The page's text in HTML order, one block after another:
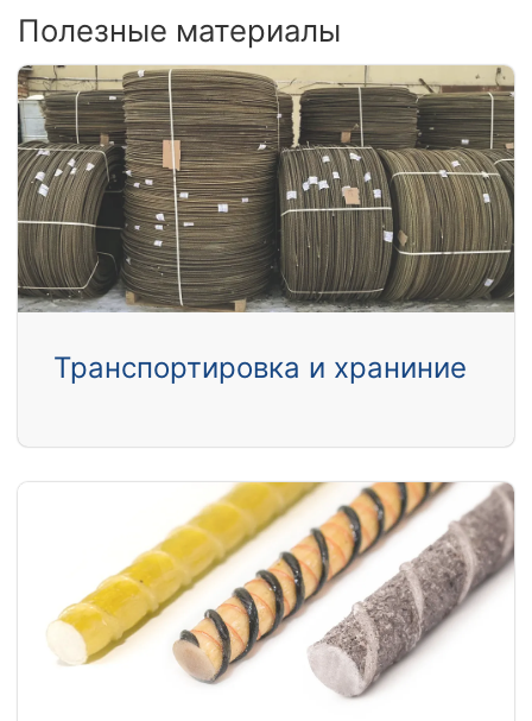
Полезные материалы
Транспортировка и храниние